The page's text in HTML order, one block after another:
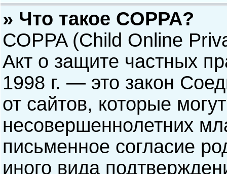
» Что такое COPPA?
COPPA (Child Online
Акт о защите частных
1998 г. — это закон
от сайтов, которые
несовершеннолетних
письменное согласие
иного вида